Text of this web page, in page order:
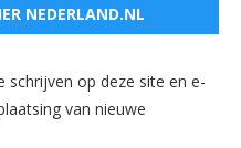
NEDERLAND.NL
schrijven op deze site en e-
van nieuwe